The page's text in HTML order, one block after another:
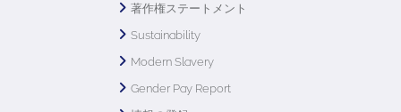
著作権ステートメント
Sustainability
Modern Slavery
Gender Pay Report